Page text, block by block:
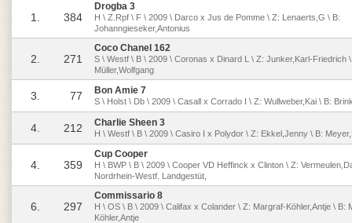
1. 384
Drogba 3
H \ Z.Rpf \ F \ 2009 \ Darco x Jus de Pomme \ Z: Lenaerts,G \ B:
Johanngieseker,Antonius
2. 271
Coco Chanel 162
S \ Westf \ B \ 2009 \ Coronas x Dinard L \ Z: Junker,Karl-Friedrich
Müller,Wolfgang
3. 77 Bon Amie 7
S \ Holst \ Db \ 2009 \ Casall x Corrado I \ Z: Wullweber,Kai \ B:
4. 212 Charlie Sheen 3
H \ Westf \ B \ 2009 \ Casiro I x Polydor \ Z: Ekkel,Jenny \ B:
4. 359
Cup Cooper
H \ BWP \ B \ 2009 \ Cooper VD Heffinck x Clinton \ Z:
Nordrhein-Westf. Landgestüt,
6. 297
Commissario 8
H \ OS \ B \ 2009 \ Califax x Colander \ Z: Margraf-Köhler,Antje \ B:
Köhler,Antje